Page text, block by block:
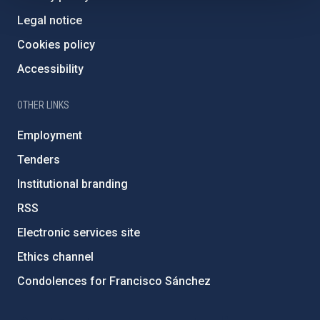
Legal notice
Cookies policy
Accessibility
OTHER LINKS
Employment
Tenders
Institutional branding
RSS
Electronic services site
Ethics channel
Condolences for Francisco Sánchez